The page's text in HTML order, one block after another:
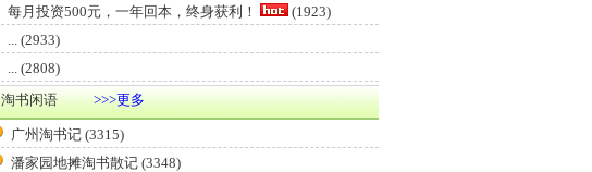
每月投资500元，一年回本，终身获利！
(1923)
... (2933)
... (2808)
淘书闲语
>>>更多
广州淘书记 (3315)
潘家园地摊淘书散记 (3348)